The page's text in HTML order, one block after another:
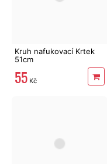
Kruh nafukovací Krtek
51cm
55 Kč